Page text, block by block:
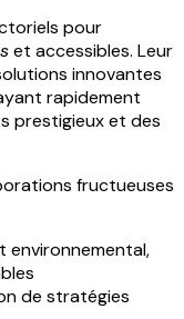
pour
et accessibles. Leur
innovantes
rapidement
prestigieux et des
fructueuses
environnemental,
de stratégies